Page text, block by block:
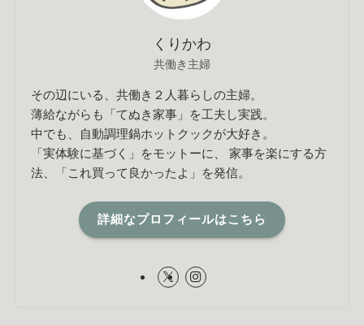
くりかわ
共働き主婦
その辺にいる、共働き２人暮らしの主婦。
薄給ながらも「てぬき家事」を工夫し実践。
中でも、自動調理鍋ホットクックが大好き。
「実体験に基づく」をモットーに、 家事を楽にする方
法、「これ買って良かったよ」を発信。
詳細なプロフィールはこちら